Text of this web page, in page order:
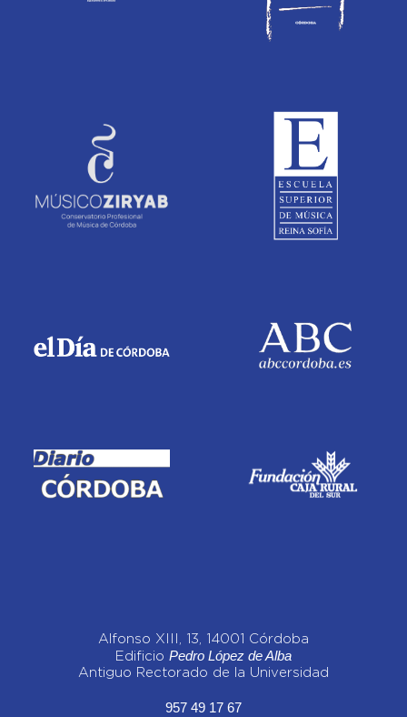
Alfonso XIII, 13, 14001 Córdoba
Edificio Pedro López de Alba
Antiguo Rectorado de la Universidad
957 49 17 67